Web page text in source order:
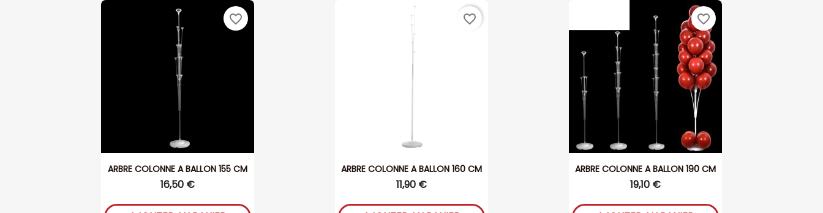
ARBRE COLONNE A BALLON 155 CM
16,50 €
favorite_border
ARBRE COLONNE A BALLON 160 CM
11,90 €
favorite_border
ARBRE COLONNE A BALLON 190 CM
19,10 €
favorite_border